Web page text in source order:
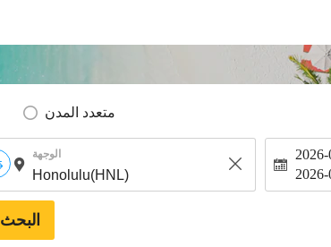
متعدد المدن
الوجهة
البحث